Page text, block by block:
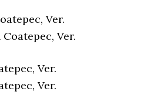
Ver.
Ver.
Ver.
Ver.